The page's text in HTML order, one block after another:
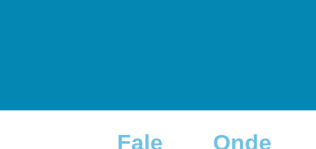
Fale
Onde